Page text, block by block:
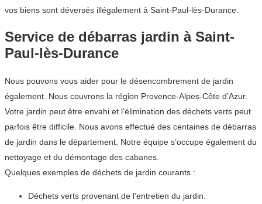
vos biens sont déversés illégalement à Saint-Paul-lès-Durance.
Service de débarras jardin à Saint-
Paul-lès-Durance
Nous pouvons vous aider pour le désencombrement de jardin
également. Nous couvrons la région Provence-Alpes-Côte d’Azur.
Votre jardin peut être envahi et l’élimination des déchets verts peut
parfois être difficile. Nous avons effectué des centaines de débarras
de jardin dans le département. Notre équipe s’occupe également du
nettoyage et du démontage des cabanes.
Quelques exemples de déchets de jardin courants :
Déchets verts provenant de l’entretien du jardin.